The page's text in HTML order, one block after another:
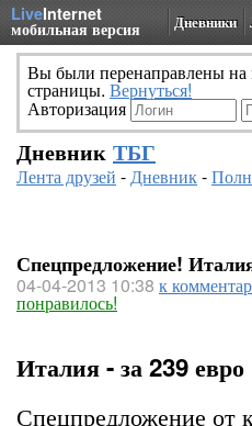
LiveInternet
мобильная версия Дневники
Вы были перенаправлены
страницы. Вернуться!
Авторизация
Дневник ТБГ
Лента друзей -Дневник-
Спецпредложение!
04-04-2013 10:38 к
понравилось!
Италия - за 239 евро
Спецпредложение